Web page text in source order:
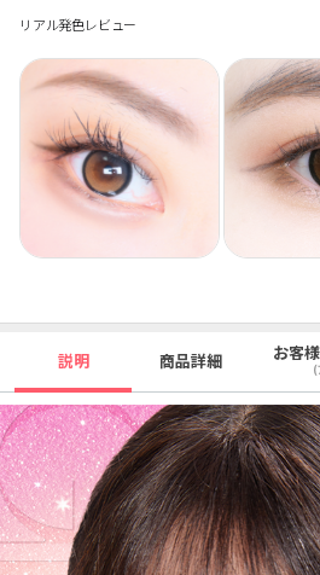
リアル発色レビュー
説明 商品詳細 お客